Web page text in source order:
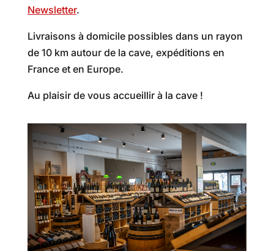
Newsletter.
Livraisons à domicile possibles dans un rayon
de 10 km autour de la cave, expéditions en
France et en Europe.
Au plaisir de vous accueillir à la cave !